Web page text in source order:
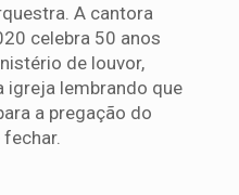
A cantora
celebra 50 anos
de louvor,
igreja lembrando que
a pregação do